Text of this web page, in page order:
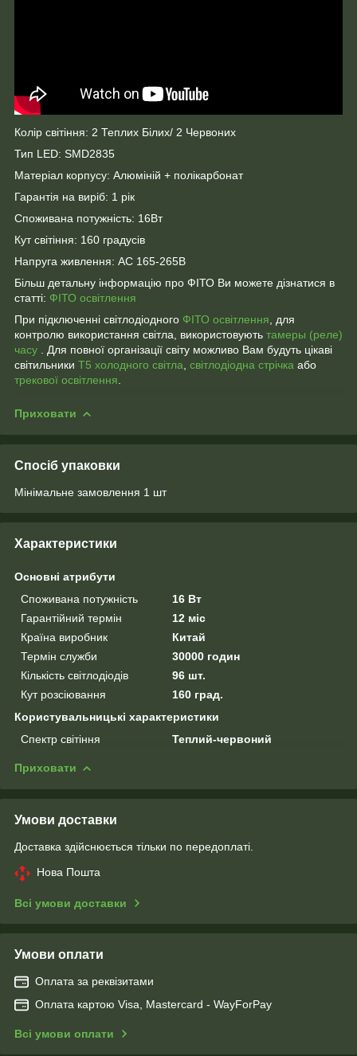
Колір світіння: 2 Теплих Білих/ 2 Червоних
Тип LED: SMD2835
Матеріал корпусу: Алюміній + полікарбонат
Гарантія на виріб: 1 рік
Споживана потужність: 16Вт
Кут світіння: 160 градусів
Напруга живлення: АС 165-265В
Більш детальну інформацію про ФІТО Ви можете дізнатися в
статті: ФІТО освітлення
При підключенні світлодіодного ФІТО освітлення , для
контролю використання світла, використовують тамеры (реле)
часу . Для повної організації світу можливо Вам будуть цікаві
світильники Т5 холодного світла світлодіодна стрічка або
трекової освітлення
Приховати
Спосіб упаковки
Мінімальне замовлення 1 шт
Характеристики
Основні атрибути
Споживана потужність
16 Вт
Гарантійний термін
12 міс
Країна виробник
Китай
Термін служби
30000 годин
Кількість світлодіодів
96 шт.
Кут розсіювання
160 град.
Користувальницькі характеристики
Спектр світіння
Теплий-червоний
Приховати
Умови доставки
Доставка здійснюється тільки по передоплаті.
Нова Пошта
Всі умови доставки
Умови оплати
Оплата за реквізитами
Оплата картою Visa, Mastercard - WayForPay
Всі умови оплати